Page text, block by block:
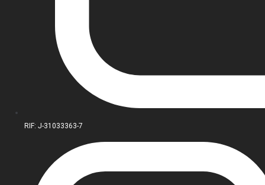
RIF: J-31033363-7